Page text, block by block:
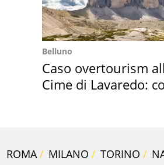
Belluno
Caso overtourism
Cime di Lavaredo:
ROMA MILANO TORINO